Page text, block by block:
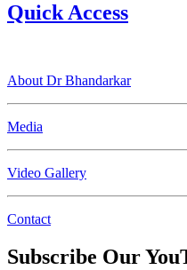
Quick Access
About Dr Bhandarkar
Media
Video Gallery
Contact
Subscribe Our